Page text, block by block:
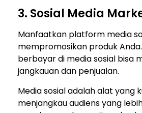
3. Sosial Media
Manfaatkan platform media
mempromosikan produk
berbayar di media sosial bisa
jangkauan dan penjualan.
Media sosial adalah alat yang
menjangkau audiens yang